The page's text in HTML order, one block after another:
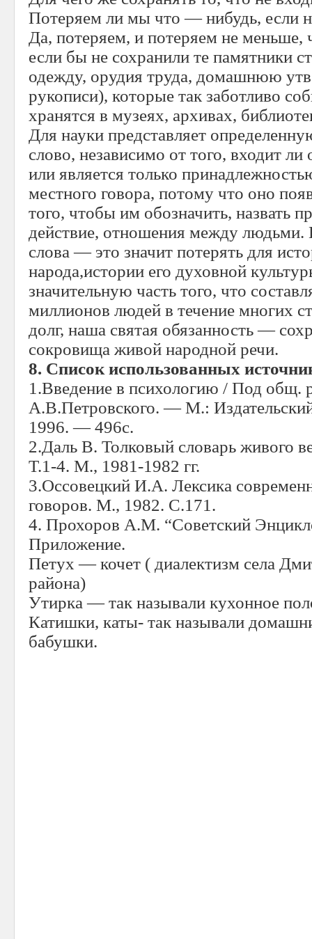
Потеряем ли мы что — нибудь, если
Да, потеряем, и потеряем не
если бы не сохранили те памятники
одежду, орудия труда, домашнюю
рукописи), которые так заботливо
хранятся в музеях, архивах,
Для науки представляет
слово, независимо от того, входит
или является только
местного говора, потому что оно
того, чтобы им обозначить, назвать
действие, отношения между людьми.
слова — это значит потерять для
народа,истории его духовной
значительную часть того, что
миллионов людей в течение многих
долг, наша святая обязанность —
сокровища живой народной речи.
8. Список использованных
1.Введение в психологию / Под общ.
А.В.Петровского. — М.:
1996. — 496с.
2.Даль В. Толковый словарь живого
Т.1-4. М., 1981-1982 гг.
3.Оссовецкий И.А. Лексика
говоров. М., 1982. С.171.
4. Прохоров А.М. “Советский
Приложение.
Петух — кочет ( диалектизм села
района)
Утирка — так называли кухонное
Катишки, каты- так называли
бабушки.